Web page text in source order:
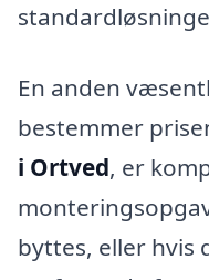
En anden
bestemmer
i Ortved, er
byttes, eller hvis